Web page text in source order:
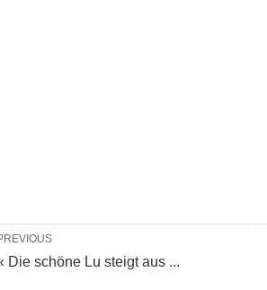
Die schöne Lu steigt aus ...